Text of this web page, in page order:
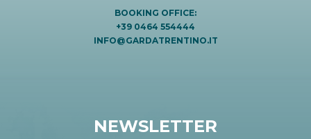
BOOKING OFFICE:
+39 0464 554444
INFO@GARDATRENTINO.IT
NEWSLETTER